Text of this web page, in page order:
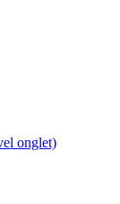
onglet)